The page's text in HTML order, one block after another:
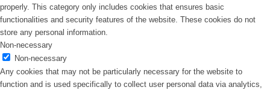
properly. This category only includes cookies that ensures basic
functionalities and security features of the website. These cookies do not
store any personal information.
Non-necessary
Non-necessary
Any cookies that may not be particularly necessary for the website to
function and is used specifically to collect user personal data via analytics,